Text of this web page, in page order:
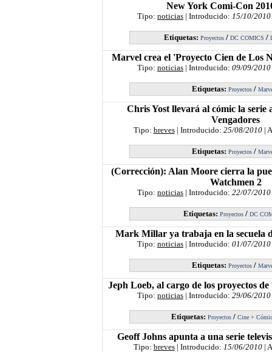
New York Comi-Con
Tipo: noticias | Introducido: 15/10/2010
Etiquetas: Proyectos/ DC COMICS /
Marvel crea el 'Proyecto Cien de Los
Tipo: noticias | Introducido: 09/09/2010
Etiquetas: Proyectos /
Chris Yost llevará al cómic la serie
Vengadores
Tipo: breves| Introducido: 25/08/2010|
Etiquetas: Proyectos /
(Corrección): Alan Moore cierra la
Watchmen 2
Tipo: noticias | Introducido: 22/07/2010
Etiquetas: Proyectos / DC
Mark Millar ya trabaja en la secuela
Tipo: noticias | Introducido: 01/07/2010
Etiquetas: Proyectos /
Jeph Loeb, al cargo de los proyectos
Tipo: noticias | Introducido: 29/06/2010
Etiquetas: Proyectos / Cine + Cómic
Geoff Johns apunta a una serie
Tipo: breves| Introducido: 15/06/2010|